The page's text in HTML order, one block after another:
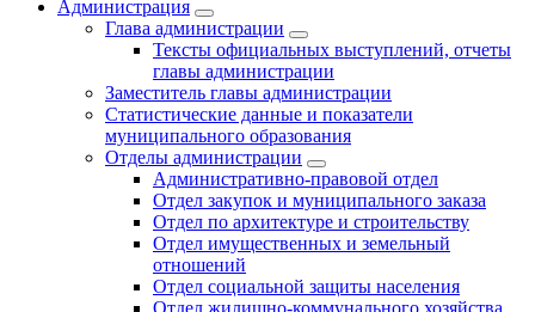
Администрация
Глава администрации
Тексты официальных выступлений, отчеты
главы администрации
Заместитель главы администрации
Статистические данные и показатели
муниципального образования
Отделы администрации
Административно-правовой отдел
Отдел закупок и муниципального заказа
Отдел по архитектуре и строительству
Отдел имущественных и земельный
отношений
Отдел социальной защиты населения
Отдел жилищно-коммунального хозяйства